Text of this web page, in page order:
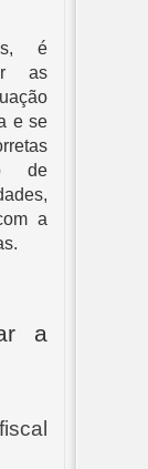
é
as
e se
de
a
a